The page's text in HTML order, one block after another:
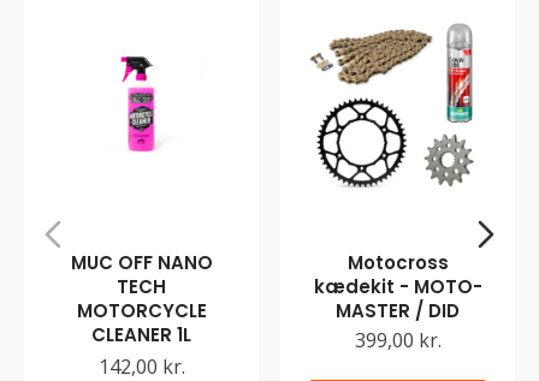
MUC OFF NANO
TECH
MOTORCYCLE
CLEANER 1L
142,00 kr.
Motocross
kædekit - MOTO-
MASTER / DID
399,00 kr.